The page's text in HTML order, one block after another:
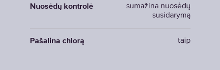
Nuosėdų kontrolė
sumažina nuosėdų
susidarymą
Pašalina chlorą taip